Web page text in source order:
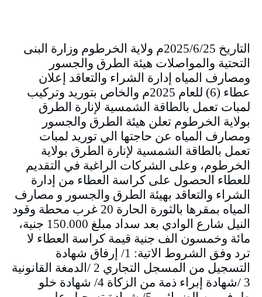
التاريخ 2025/6/25م ولاية الخرطوم وزارة البنى
التحتية والمواصلات هيئة الطرق والجسور
ومصارف المياه إدارة الشراء والتعاقد إعلان
عطاء (6) للعام 2025م والخاص بتوريد وتركيب
لمبات تعمل بالطاقة الشمسية لإنارة الطرق
بولاية الخرطوم تعلن هيئة الطرق والجسور
ومصارف المياه عن حاجتها الي توريد لمبات
تعمل بالطاقة الشمسية لإنارة الطرق بولاية
الخرطوم، وعلى الشركات الراغبة في التقديم
للعطاء الحصول على كراسة العطاء من إدارة
الشراء والتعاقد بهيئة الطرق والجسور و مصارف
المياه بمقرها بالثورة الحارة 20 غرب محطة وقود
النيل شارع الوادي بعد سداد مبلغ 150.000 جنية،
مائة وخمسون الف جنية قيمة كراسة العطاء لا
ترد وفق الشروط الاتية: 1/ إرفاق شهادة
التسجيل من المسجل التجاري 2 /الدمغة القانونية
3 /شهادة إبراء ذمة من الزكاة 4/ شهادة خلو